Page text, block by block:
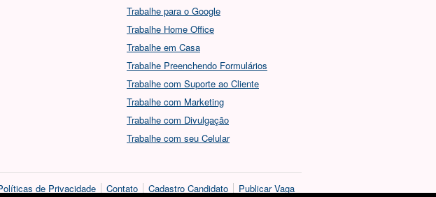
Trabalhe para o Google
Trabalhe Home Office
Trabalhe em Casa
Trabalhe Preenchendo Formulários
Trabalhe com Suporte ao Cliente
Trabalhe com Marketing
Trabalhe com Divulgação
Trabalhe com seu Celular
de Privacidade Contato Cadastro Candidato Publicar Vaga